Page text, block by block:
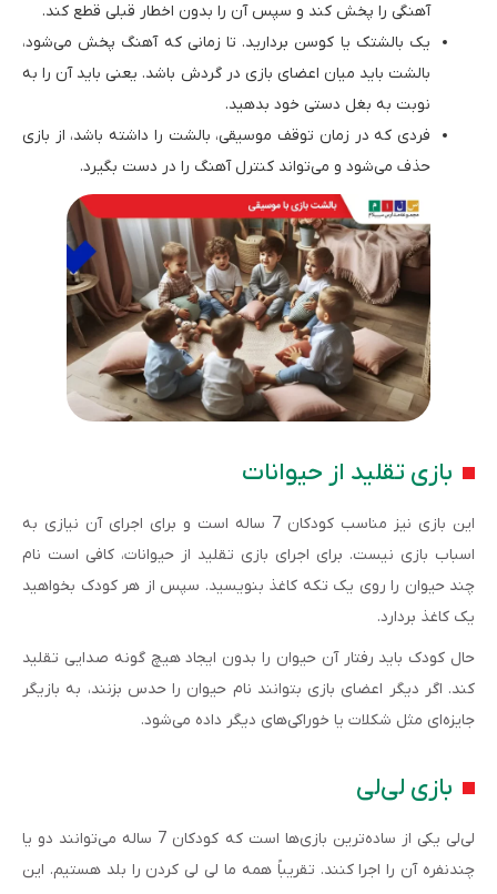
آهنگی را پخش کند و سپس آن را بدون اخطار قبلی قطع کند.
یک بالشتک یا کوسن بردارید. تا زمانی که آهنگ پخش می‌شود،
بالشت باید میان اعضای بازی در گردش باشد. یعنی باید آن را به
نوبت به بغل دستی خود بدهید.
فردی که در زمان توقف موسیقی، بالشت را داشته باشد، از بازی
حذف می‌شود و می‌تواند کنترل آهنگ را در دست بگیرد.
بازی تقلید از حیوانات
این بازی نیز مناسب کودکان 7 ساله است و برای اجرای آن نیازی به
اسباب بازی نیست. برای اجرای بازی تقلید از حیوانات، کافی است نام
چند حیوان را روی یک تکه کاغذ بنویسید. سپس از هر کودک بخواهید
یک کاغذ بردارد.
حال کودک باید رفتار آن حیوان را بدون ایجاد هیچ گونه صدایی تقلید
کند. اگر دیگر اعضای بازی بتوانند نام حیوان را حدس بزنند، به بازیگر
جایزه‌ای مثل شکلات یا خوراکی‌های دیگر داده می‌شود.
بازی لی‌لی
لی‌لی یکی از ساده‌ترین بازی‌ها است که کودکان 7 ساله می‌توانند دو یا
چندنفره آن را اجرا کنند. تقریباً همه ما لی لی کردن را بلد هستیم. این